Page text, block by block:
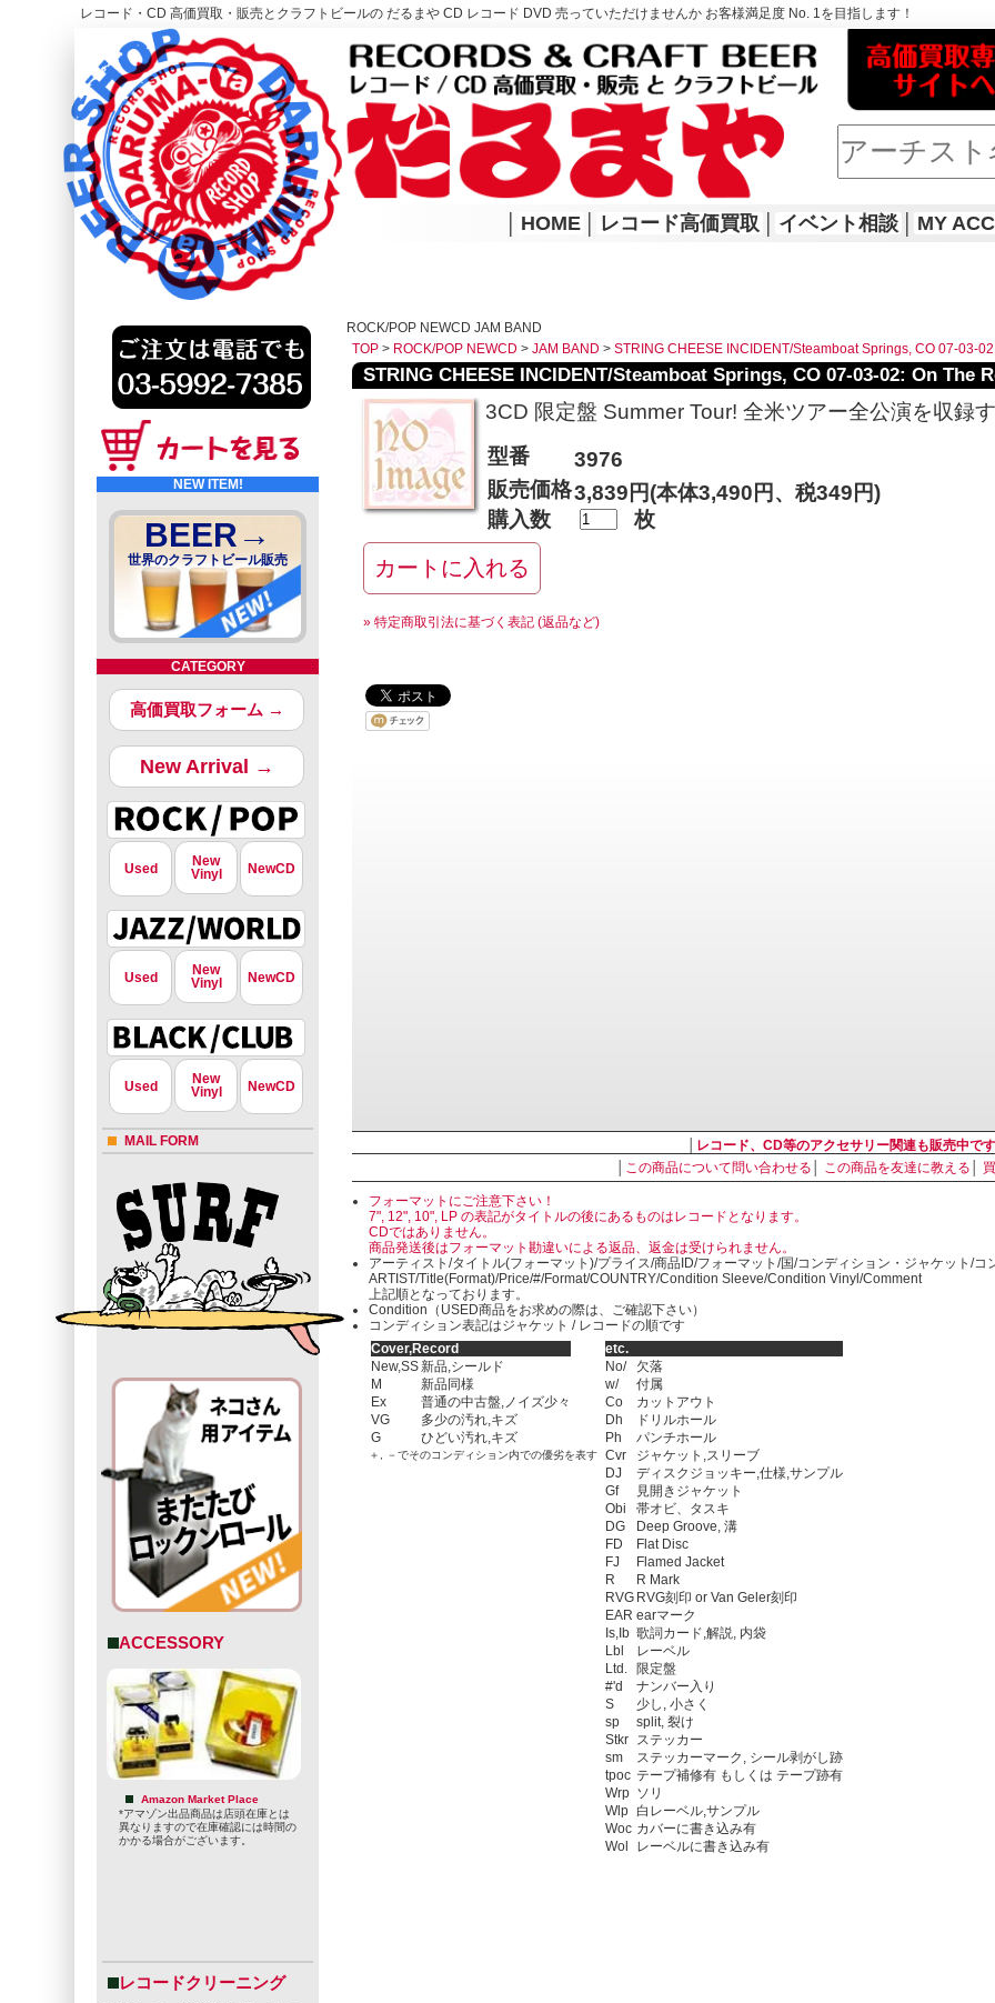
レコード・CD 高価買取・販売とクラフトビールの だるまや CD レコード DVD 売っていただけませんか お客様満足度 No. 1を目指します！
レコード高価買取はこちら
HOME
HOME レコード高価買取 イベント相談 MY
NEW ITEM!
BEER→
世界のクラフトビール販売
CATEGORY
高価買取フォーム →
New Arrival →
Used
New
Vinyl
NewCD
Used
New
Vinyl
NewCD
Used
New
Vinyl
NewCD
MAIL FORM
ACCESSORY
Amazon Market Place
*アマゾン出品商品は店頭在庫とは
異なりますので在庫確認には時間の
かかる場合がございます。
レコードクリーニング
ROCK/POP NEWCD JAM BAND
TOP > ROCK/POP NEWCD > JAM BAND > STRING CHEESE INCIDENT/Steamboat Springs, CO 07-03-
STRING CHEESE INCIDENT/Steamboat Springs, CO 07-03-02: On The
3CD 限定盤 Summer Tour! 全米ツアー全公演を収録
型番
3976
販売価格3,839円(本体3,490円、税349円)
購入数
枚
» 特定商取引法に基づく表記 (返品など)
レコード、CD等のアクセサリー関連も販売中です
この商品について問い合わせる この商品を友達に教える
フォーマットにご注意下さい！
7", 12", 10", LP の表記がタイトルの後にあるものはレコードとなります。
CDではありません。
商品発送後はフォーマット勘違いによる返品、返金は受けられません。
アーティスト/タイトル(フォーマット)/プライス/商品ID/フォーマット/国/コンディション・ジャケット/コ
ARTIST/Title(Format)/Price/#/Format/COUNTRY/Condition Sleeve/Condition Vinyl/Comment
上記順となっております。
Condition（USED商品をお求めの際は、ご確認下さい）
コンディション表記はジャケット / レコードの順です
Cover,Record
New,SS新品,シールド
M
新品同様
Ex
普通の中古盤,ノイズ少々
VG
多少の汚れ,キズ
G
ひどい汚れ,キズ
＋, －でそのコンディション内での優劣を表す
etc.
No/
欠落
w/
付属
Co
カットアウト
Dh
ドリルホール
Ph
パンチホール
Cvr
ジャケット,スリーブ
DJ
ディスクジョッキー,仕様,サンプル
Gf
見開きジャケット
Obi
帯オビ、タスキ
DG
Deep Groove, 溝
FD
Flat Disc
FJ
Flamed Jacket
R
R Mark
RVG RVG刻印 or Van Geler刻印
EAR earマーク
Is,Ib 歌詞カード,解説, 内袋
Lbl
レーベル
Ltd.
限定盤
#'d
ナンバー入り
S
少し, 小さく
sp
split, 裂け
Stkr ステッカー
sm
ステッカーマーク, シール剥がし跡
tpoc テープ補修有 もしくは テープ跡有
Wrp ソリ
Wlp 白レーベル,サンプル
Woc カバーに書き込み有
Wol
レーベルに書き込み有